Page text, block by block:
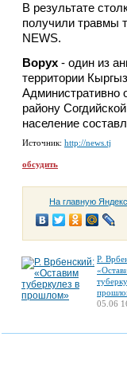
В результате
получили травмы
NEWS.
Ворух - один из
территории
Административно
району
население
Источник: http://news.tj
обсудить
На главную
Р.
05.06